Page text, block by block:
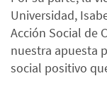
Universidad,
Acción Social de
nuestra apuesta
social positivo